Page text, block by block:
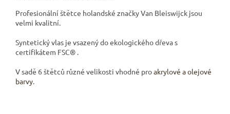
Profesionální štětce holandské značky Van Bleiswijck jsou
velmi kvalitní.
Syntetický vlas je vsazený do ekologického dřeva s
certifikátem FSC® .
V sadě 6 štětců různé velikosti vhodné proakrylové a olejové
barvy